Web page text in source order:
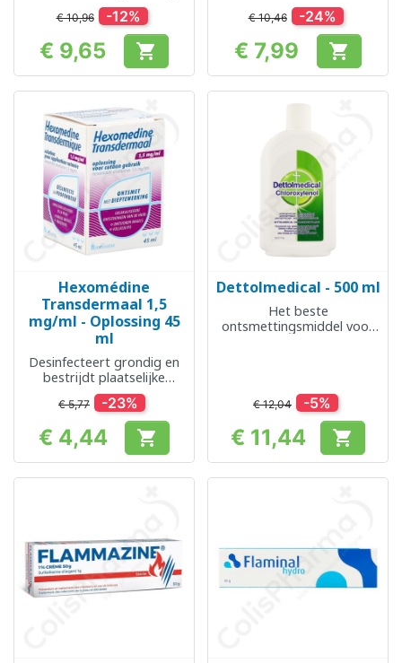
€ 10,96 -12%
Prijs
€ 9,65 
€ 10,46 -24%
Prijs
€ 7,99 
Hexomédine
Transdermaal 1,5
mg/ml - Oplossing 45
ml
Desinfecteert grondig en
bestrijdt plaatselijke
huidinfecties
€ 5,77 -23%
Prijs
€ 4,44 
Dettolmedical - 500 ml
Het beste
ontsmettingsmiddel voor
€ 12,04 -5%
Prijs
€ 11,44 